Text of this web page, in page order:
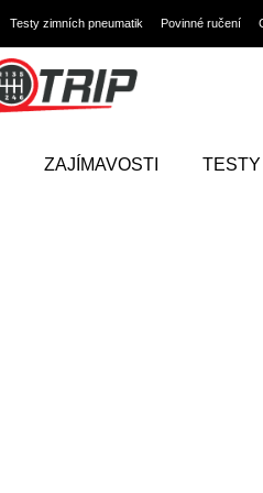
Testy zimních pneumatik Povinné ručení
ZAJÍMAVOSTI TESTY